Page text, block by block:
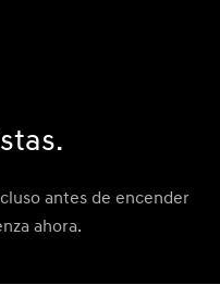
antes de encender
ahora.